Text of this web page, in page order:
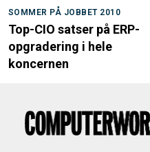
SOMMER PÅ JOBBET 2010
Top-CIO satser på ERP-
opgradering i hele
koncernen